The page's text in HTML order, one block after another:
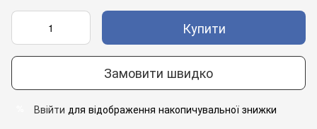
Купити
Замовити швидко
Ввійти для відображення накопичувальної знижки